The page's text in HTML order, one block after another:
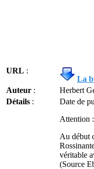
URL :
La
Auteur :
Herbert
Détails :
Date de
Attention
Au début
véritable
(Source